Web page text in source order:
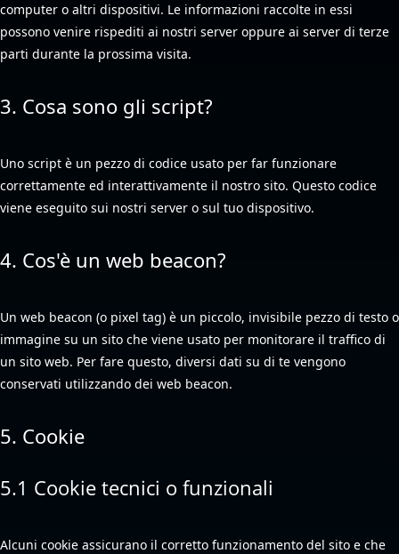
computer o altri dispositivi. Le informazioni raccolte in essi
possono venire rispediti ai nostri server oppure ai server di terze
parti durante la prossima visita.
3. Cosa sono gli script?
Uno script è un pezzo di codice usato per far funzionare
correttamente ed interattivamente il nostro sito. Questo codice
viene eseguito sui nostri server o sul tuo dispositivo.
4. Cos'è un web beacon?
Un web beacon (o pixel tag) è un piccolo, invisibile pezzo di testo o
immagine su un sito che viene usato per monitorare il traffico di
un sito web. Per fare questo, diversi dati su di te vengono
conservati utilizzando dei web beacon.
5. Cookie
5.1 Cookie tecnici o funzionali
Alcuni cookie assicurano il corretto funzionamento del sito e che